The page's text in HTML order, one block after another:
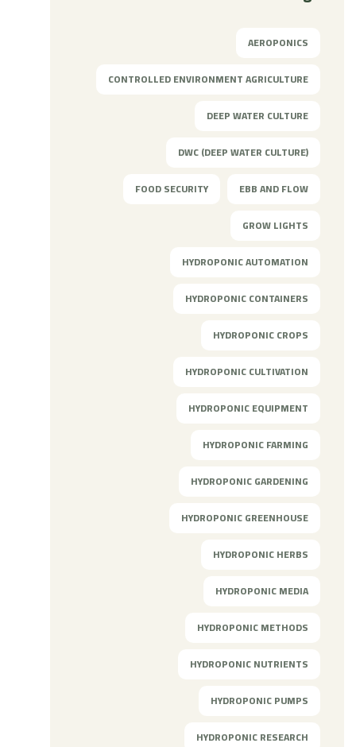
AEROPONICS
CONTROLLED ENVIRONMENT AGRICULTURE
DEEP WATER CULTURE
DWC (DEEP WATER CULTURE)
EBB AND FLOW
FOOD SECURITY
GROW LIGHTS
HYDROPONIC AUTOMATION
HYDROPONIC CONTAINERS
HYDROPONIC CROPS
HYDROPONIC CULTIVATION
HYDROPONIC EQUIPMENT
HYDROPONIC FARMING
HYDROPONIC GARDENING
HYDROPONIC GREENHOUSE
HYDROPONIC HERBS
HYDROPONIC MEDIA
HYDROPONIC METHODS
HYDROPONIC NUTRIENTS
HYDROPONIC PUMPS
HYDROPONIC RESEARCH